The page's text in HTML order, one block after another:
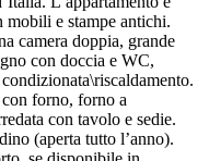
mobili e stampe antichi.
camera doppia, grande
con doccia e WC,
forno, forno a
con tavolo e sedie.
(aperta tutto l’anno).